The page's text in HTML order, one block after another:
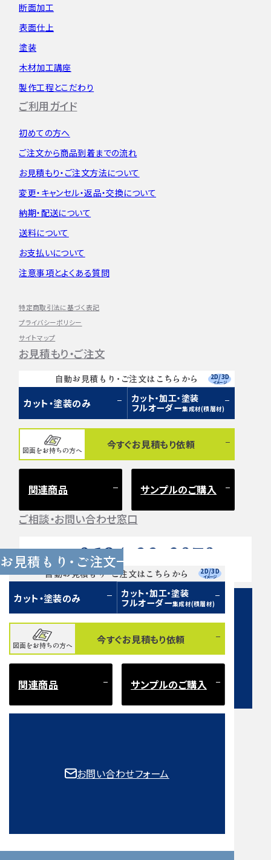
お見積もり・ご注文
自動お見積もり・ご注文はこちらから
カット・塗装のみ
カット・加工・塗装
フルオーダー集成材(積層材)
2D/3D
イメージ
図面をお持ちの方へ 今すぐお見積もり依頼
関連商品 サンプルのご購入
お問い合わせフォーム
断面加工
表面仕上
塗装
木材加工講座
製作工程とこだわり
ご利用ガイド
初めての方へ
ご注文から商品到着までの流れ
お見積もり・ ご注文方法について
変更・キャンセル・返品・交換について
納期・配送について
送料について
お支払いについて
注意事項とよくある質問
特定商取引法に基づく表記
プライバシーポリシー
サイトマップ
お見積もり・ご注文
自動お見積もり・ご注文はこちらから
カット・塗装のみ
カット・加工・塗装
フルオーダー集成材(積層材)
2D/3D
イメージ
図面をお持ちの方へ 今すぐお見積もり依頼
関連商品 サンプルのご購入
ご相談・お問い合わせ窓口
Tel. 0584-33-2070
営業時間 9:00〜17:00（土日祝 定休）
お問い合わせフォーム